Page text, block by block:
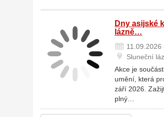
Dny asijské
lázně…
11.09.2026
Sluneční
Akce je
umění, která
září 2026.
plný…